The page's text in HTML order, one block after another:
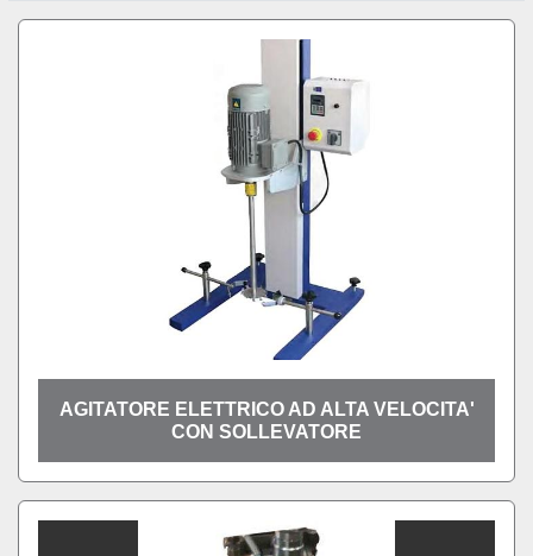
AGITATORE ELETTRICO AD ALTA VELOCITA'
CON SOLLEVATORE